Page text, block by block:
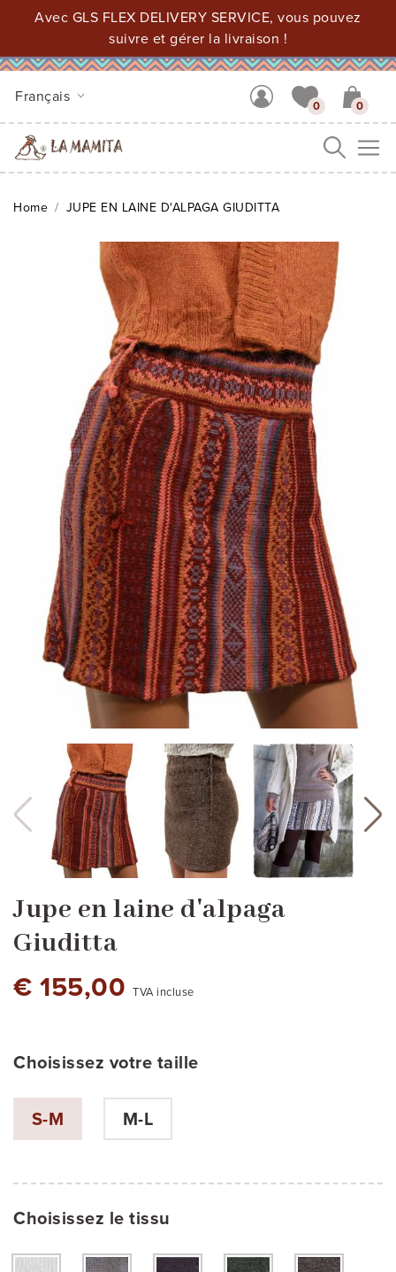
Avec GLS FLEX DELIVERY SERVICE, vous pouvez
suivre et gérer la livraison !
Français
0 0
Home JUPE EN LAINE D'ALPAGA GIUDITTA
Jupe en laine d'alpaga
Giuditta
€ 155,00 TVA incluse
Choisissez votre taille
S-M M-L
Choisissez le tissu
blanc
beige sable
aubergine foncé
vert bouteille
brun melange